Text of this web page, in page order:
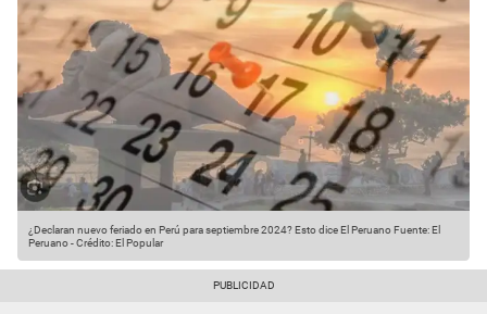
¿Declaran nuevo feriado en Perú para septiembre 2024? Esto dice El PeruanoFuente: El
Peruano-Crédito: El Popular